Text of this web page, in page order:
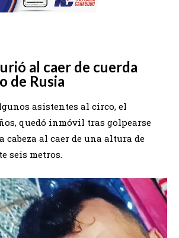
al caer de cuerda
de Rusia
asistentes al circo, el
quedó inmóvil tras golpearse
cabeza al caer de una altura de
seis metros.